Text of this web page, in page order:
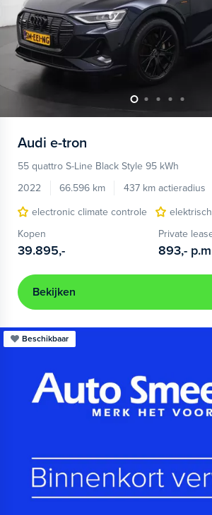
Audi e-tron
55 quattro S-Line Black Style 95 kWh
2022
66.596 km 437 km actieradius
electronic climate controle
Kopen
39.895,-
Private
893,-
Bekijken
Beschikbaar